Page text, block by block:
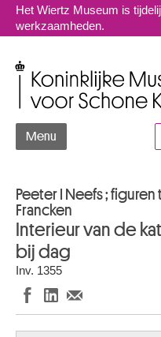
Het Wiertz Museum is
werkzaamheden.
Menu
Peeter I Neefs ; figuren
Francken
Interieur van de
bij dag
Inv. 1355